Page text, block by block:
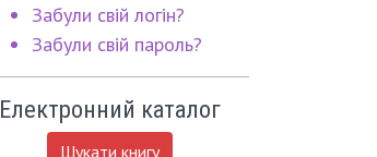
Забули свій логін?
Забули свій пароль?
Електронний каталог
Шукати книгу